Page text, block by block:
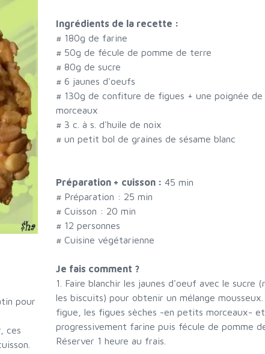
pour
ces
Ingrédients de la recette :
# 180g de farine
# 50g de fécule de pomme de terre
# 80g de sucre
# 6 jaunes d'oeufs
# 130g de confiture de figues + une poignée
morceaux
# 3 c. à s. d'huile de noix
# un petit bol de graines de sésame blanc
Préparation + cuisson : 45 min
# Préparation : 25 min
# Cuisson : 20 min
# 12 personnes
# Cuisine végétarienne
Je fais comment ?
1. Faire blanchir les jaunes d'oeuf avec le sucre
les biscuits) pour obtenir un mélange
figue, les figues sèches -en petits morceaux-
progressivement farine puis fécule de pomme
Réserver 1 heure au frais.